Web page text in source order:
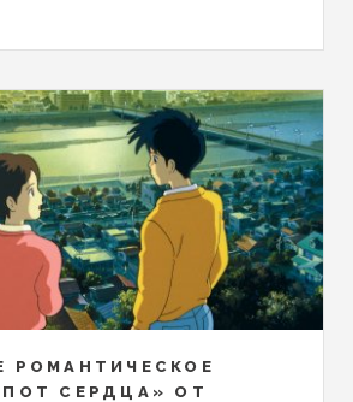
РОМАНТИЧЕСКОЕ
СЕРДЦА» ОТ